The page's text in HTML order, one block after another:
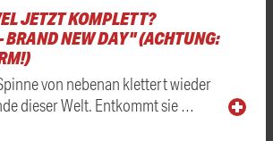
JETZT KOMPLETT?
NEW DAY" (ACHTUNG:
von nebenan klettert wieder
dieser Welt. Entkommt sie …